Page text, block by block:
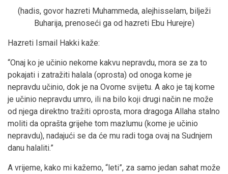
(hadis, govor hazreti Muhammeda, alejhisselam, bilježi
Buharija, prenoseći ga od hazreti Ebu Hurejre)
Hazreti Ismail Hakki kaže:
“Onaj ko je učinio nekome kakvu nepravdu, mora se za to
pokajati i zatražiti halala (oprosta) od onoga kome je
nepravdu učinio, dok je na Ovome svijetu. A ako je taj kome
je učinio nepravdu umro, ili na bilo koji drugi način ne može
od njega direktno tražiti oprosta, mora dragoga Allaha stalno
moliti da oprašta grijehe tom mazlumu (kome je učinio
nepravdu), nadajući se da će mu radi toga ovaj na Sudnjem
danu halaliti.”
A vrijeme, kako mi kažemo, “leti”, za samo jedan sahat može